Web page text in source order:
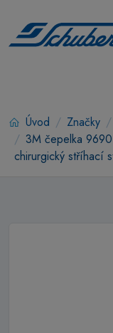
Úvod Značky
3M čepelka
chirurgický stříhací